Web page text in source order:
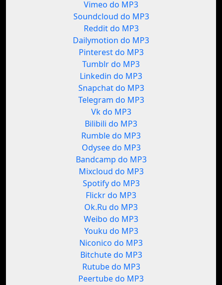
Vimeo do MP3
Soundcloud do MP3
Reddit do MP3
Dailymotion do MP3
Pinterest do MP3
Tumblr do MP3
Linkedin do MP3
Snapchat do MP3
Telegram do MP3
Vk do MP3
Bilibili do MP3
Rumble do MP3
Odysee do MP3
Bandcamp do MP3
Mixcloud do MP3
Spotify do MP3
Flickr do MP3
Ok.Ru do MP3
Weibo do MP3
Youku do MP3
Niconico do MP3
Bitchute do MP3
Rutube do MP3
Peertube do MP3